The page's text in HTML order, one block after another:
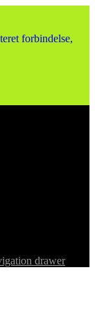
forbindelse,